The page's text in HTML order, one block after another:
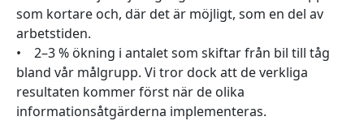
som kortare och, där det är möjligt, som en del av
arbetstiden.
• 2–3 % ökning i antalet som skiftar från bil till tåg
bland vår målgrupp. Vi tror dock att de verkliga
resultaten kommer först när de olika
informationsåtgärderna implementeras.